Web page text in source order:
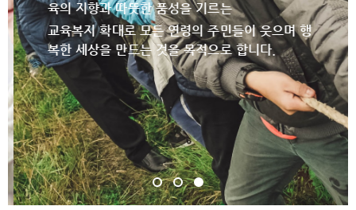
육의 지향과따뜻한 품성을 기르는
교육복지 확대로 모든 연령의 주민들이웃으며 행
복한 세상을 만드는 것을 목적으로 합니다.